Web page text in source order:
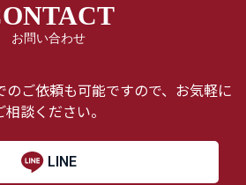
お問い合わせ
のご依頼も可能ですので、お気軽に
相談ください。
LINE